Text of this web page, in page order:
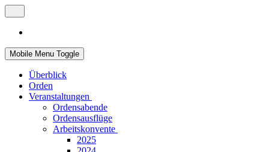
Mobile Menu Toggle
Überblick
Orden
Veranstaltungen
Ordensabende
Ordensausflüge
Arbeitskonvente
2025